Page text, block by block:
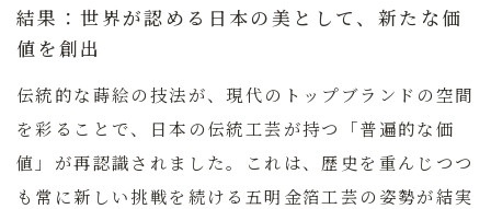
結果：世界が認める日本の美として、新たな価
値を創出
伝統的な蒔絵の技法が、現代のトップブランドの空間
を彩ることで、日本の伝統工芸が持つ「普遍的な価
値」が再認識されました。これは、歴史を重んじつつ
も常に新しい挑戦を続ける五明金箔工芸の姿勢が結実